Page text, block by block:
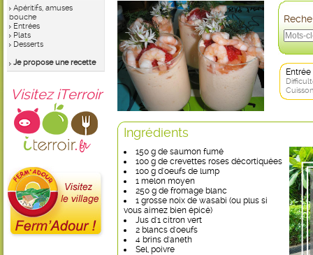
Apéritifs, amuses
bouche
Entrées
Plats
Desserts
Je propose une recette
Visitez iTerroir
Entrée
Ingrédients
150 g de saumon fumé
100 g de crevettes roses décortiquées
100 g d'oeufs de lump
1 melon moyen
250 g de fromage blanc
1 grosse noix de wasabi (ou plus si
vous aimez bien épicé)
Jus d'1 citron vert
2 blancs d'oeufs
4 brins d'aneth
Sel, poivre